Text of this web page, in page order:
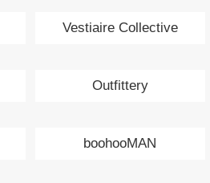
Vestiaire Collective
Outfittery
boohooMAN